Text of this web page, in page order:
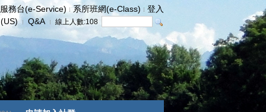
服務台(e-Service) 系所班網(e-Class)
登入
Q&A 線上人數:108